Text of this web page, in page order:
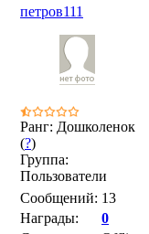
петров111
Ранг: Дошколенок
(?)
Группа:
Пользователи
Сообщений: 13
Награды:
0